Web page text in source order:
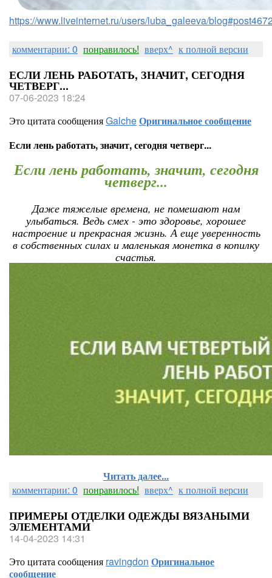
https://www.liveinternet.ru/users/luba_galeeva/
комментарии: 0 понравилось! вверх^ к полной версии
ЕСЛИ ЛЕНЬ РАБОТАТЬ, ЗНАЧИТ, СЕГОДНЯ
ЧЕТВЕРГ...
07-06-2023 18:24
Это цитата сообщенияGalcheОригинальное сообщение
Если лень работать, значит, сегодня четверг...
Если лень работать, значит, сегодня
четверг...
Даже тяжелые времена, не помешают нам
улыбаться. Ведь смех - это здоровье, хорошее
настроение и прекрасная жизнь. А еще уверенность
в собственных силах и маленькая монетка в копилку
счастья.
Читать далее...
комментарии: 0 понравилось! вверх^ к полной версии
ПРИМЕРЫ ОТДЕЛКИ ОДЕЖДЫ ВЯЗАНЫМИ
ЭЛЕМЕНТАМИ
14-04-2023 14:31
Это цитата сообщения ravingdon Оригинальное
сообщение